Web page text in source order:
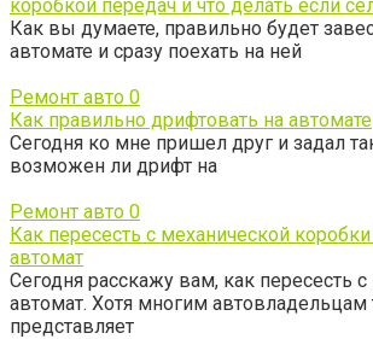
коробкой передач и что делать если
Как вы думаете, правильно будет
автомате и сразу поехать на ней
Ремонт авто 0
Как правильно дрифтовать на автомате
Сегодня ко мне пришел друг и задал
возможен ли дрифт на
Ремонт авто 0
Как пересесть с механической
автомат
Сегодня расскажу вам, как пересесть
автомат. Хотя многим автовладельцам
представляет